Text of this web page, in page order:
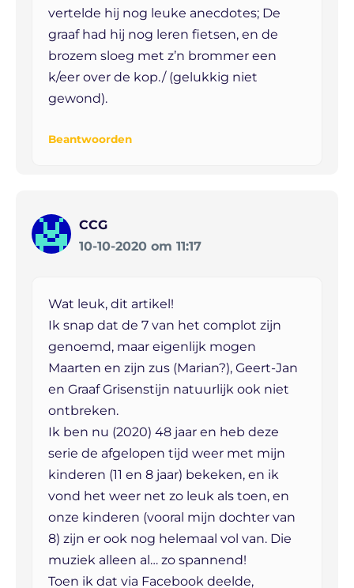
vertelde hij nog leuke anecdotes; De
graaf had hij nog leren fietsen, en de
brozem sloeg met z’n brommer een
k/eer over de kop./ (gelukkig niet
gewond).
Beantwoorden
CCG
10-10-2020 om 11:17
Wat leuk, dit artikel!
Ik snap dat de 7 van het complot zijn
genoemd, maar eigenlijk mogen
Maarten en zijn zus (Marian?), Geert-Jan
en Graaf Grisenstijn natuurlijk ook niet
ontbreken.
Ik ben nu (2020) 48 jaar en heb deze
serie de afgelopen tijd weer met mijn
kinderen (11 en 8 jaar) bekeken, en ik
vond het weer net zo leuk als toen, en
onze kinderen (vooral mijn dochter van
8) zijn er ook nog helemaal vol van. Die
muziek alleen al… zo spannend!
Toen ik dat via Facebook deelde,